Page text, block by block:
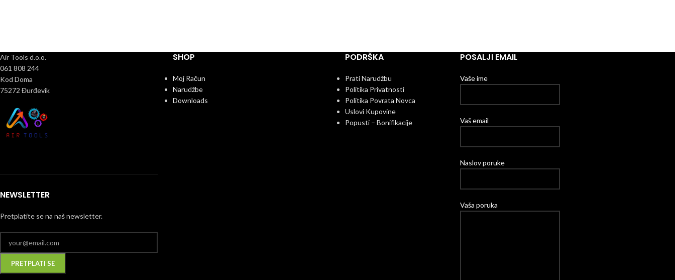
Air Tools d.o.o.
061 808 244
Kod Doma
75272 Đurđevik
NEWSLETTER
Pretplatite se na naš newsletter.
SHOP
Moj Račun
Narudžbe
Downloads
PODRŠKA
Prati Narudžbu
Politika Privatnosti
Politika Povrata Novca
Uslovi Kupovine
Popusti – Bonifikacije
POSALJI EMAIL
Vaše ime
Vaš email
Naslov poruke
Vaša poruka